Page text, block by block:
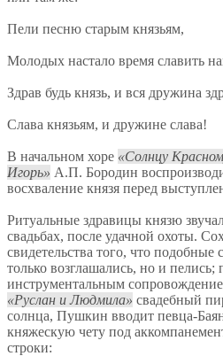
Пели песню старым князьям,
Молодых настало время славить
Здрав будь князь, и вся дружина
Слава князьям, и дружине слава!
В начальном хоре Солнцу
Игорь
А.П. Бородин
восхваление князя перед
Ритуальные здравицы князю
свадьбах, после удачной охоты.
свидетельства того, что подобные
только возглашались, но и
инструментальным
Руслан и Людмила
свадебный
солнца, Пушкин вводит певца-
княжескую чету под
строки: